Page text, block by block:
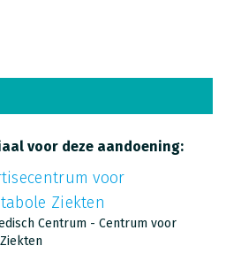
voor deze aandoening:
voor
Ziekten
Centrum - Centrum voor